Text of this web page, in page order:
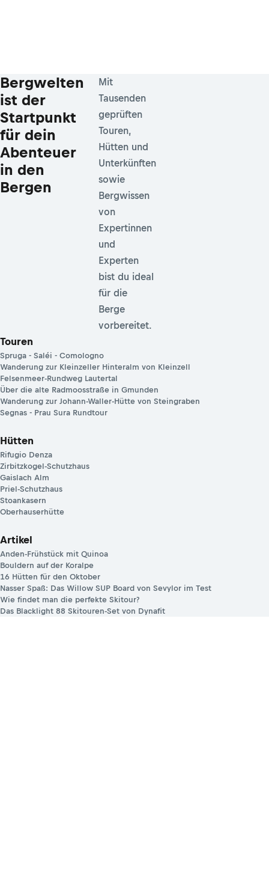
Bergwelten
ist der
Startpunkt
für dein
Abenteuer
in den
Bergen
Mit
Tausenden
geprüften
Touren,
Hütten und
Unterkünften
sowie
Bergwissen
von
Expertinnen
und
Experten
bist du ideal
für die
Berge
vorbereitet.
Touren
Spruga - Saléi - Comologno
Wanderung zur Kleinzeller Hinteralm von Kleinzell
Felsenmeer-Rundweg Lautertal
Über die alte Radmoosstraße in Gmunden
Wanderung zur Johann-Waller-Hütte von Steingraben
Segnas - Prau Sura Rundtour
Hütten
Rifugio Denza
Zirbitzkogel-Schutzhaus
Gaislach Alm
Priel-Schutzhaus
Stoankasern
Oberhauserhütte
Artikel
Anden-Frühstück mit Quinoa
Bouldern auf der Koralpe
16 Hütten für den Oktober
Nasser Spaß: Das Willow SUP Board von Sevylor im Test
Wie findet man die perfekte Skitour?
Das Blacklight 88 Skitouren-Set von Dynafit